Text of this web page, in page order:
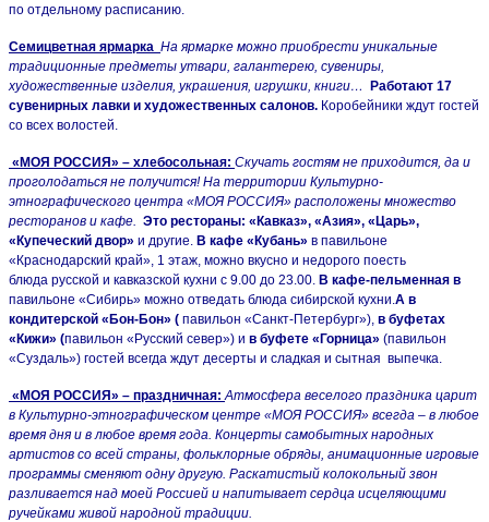
по отдельному расписанию.
Семицветная ярмарка На ярмарке можно приобрести уникальные
традиционные предметы утвари, галантерею, сувениры,
художественные изделия, украшения, игрушки, книги… Работают 17
сувенирных лавки и художественных салонов. Коробейники ждут гостей
со всех волостей.
«МОЯ РОССИЯ» – хлебосольная: Скучать гостям не приходится, да и
проголодаться не получится! На территории Культурно-
этнографического центра «МОЯ РОССИЯ» расположены множество
ресторанов и кафе. Это рестораны: «Кавказ», «Азия», «Царь»,
«Купеческий двор» и другие. В кафе «Кубань» в павильоне
«Краснодарский край», 1 этаж, можно вкусно и недорого поесть
блюда русской и кавказской кухни с 9.00 до 23.00. В кафе-пельменная в
павильоне «Сибирь» можно отведать блюда сибирской кухни. А в
кондитерской «Бон-Бон» ( павильон «Санкт-Петербург»), в буфетах
«Кижи» (павильон «Русский север») и в буфете «Горница» (павильон
«Суздаль») гостей всегда ждут десерты и сладкая и сытная выпечка.
«МОЯ РОССИЯ» – праздничная: Атмосфера веселого праздника царит
в Культурно-этнографическом центре «МОЯ РОССИЯ» всегда – в любое
время дня и в любое время года. Концерты самобытных народных
артистов со всей страны, фольклорные обряды, анимационные игровые
программы сменяют одну другую. Раскатистый колокольный звон
разливается над моей Россией и напитывает сердца исцеляющими
ручейками живой народной традиции.